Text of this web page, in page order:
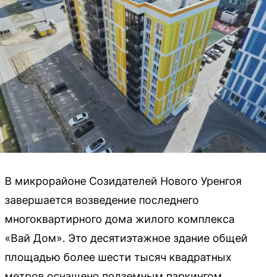
В микрорайоне Созидателей Нового Уренгоя
завершается возведение последнего
многоквартирного дома жилого комплекса
«Вай Дом». Это десятиэтажное здание общей
площадью более шести тысяч квадратных